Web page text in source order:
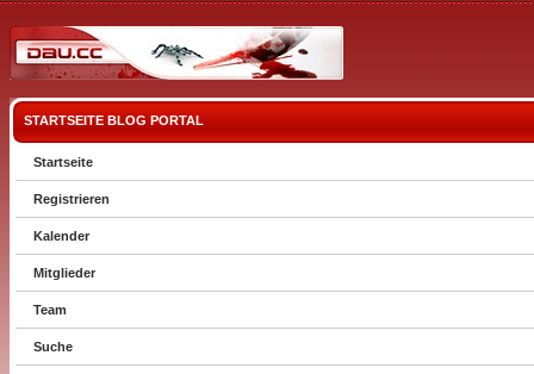
STARTSEITE BLOG PORTAL
Startseite
Registrieren
Kalender
Mitglieder
Team
Suche